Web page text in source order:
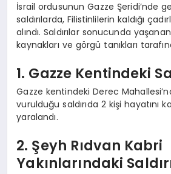
İsrail ordusunun Gazze Şeridi’nde
saldırılarda, Filistinlilerin kaldığı
alındı. Saldırılar sonucunda
kaynakları ve görgü tanıkları
1. Gazze Kentindeki
Gazze kentindeki Derec
vurulduğu saldırıda 2 kişi hayatını
yaralandı.
2. Şeyh Rıdvan Kabri
Yakınlarındaki